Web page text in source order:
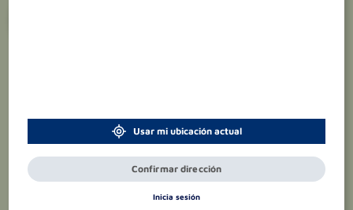
Usar mi ubicación actual
Confirmar dirección
Inicia sesión